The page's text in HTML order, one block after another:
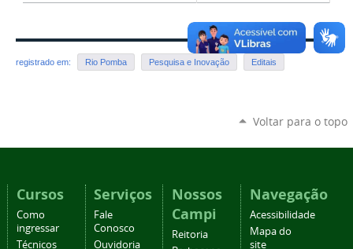
registrado em: Rio Pomba Pesquisa e Inovação Editais
Voltar para o topo
Cursos
Como
ingressar
Técnicos
Serviços
Fale
Conosco
Ouvidoria
Nossos
Campi
Reitoria
Navegação
Acessibilidade
Mapa do
site